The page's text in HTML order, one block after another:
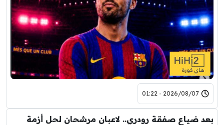
2026/08/07 - 01:22
بعد ضياع صفقة رودري.. لاعبان مرشحان لحل أزمة